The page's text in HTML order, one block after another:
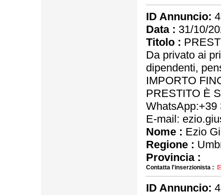
ID Annuncio:
Data : 31/10/
Titolo :
Da privato ai
dipendenti,
IMPORTO
PRESTITO È
WhatsApp:+39
E-mail:
Nome : Ezio
Regione :
Provincia :
Contatta l'inserzionista :
ID Annuncio: